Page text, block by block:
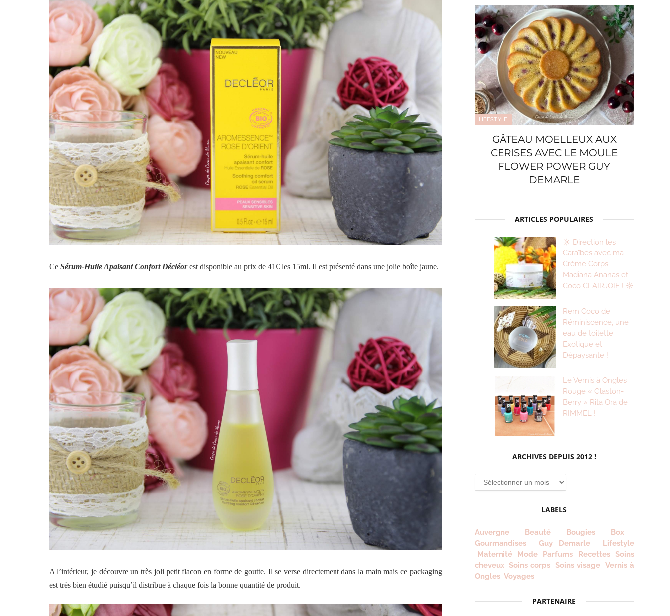
Ce Sérum-Huile Apaisant Confort Décléorest disponible au prix de 41€ les 15ml. Il est présenté dans une jolie boîte jaune.
A l’intérieur, je découvre un très joli petit flacon en forme de goutte. Il se verse directement dans la main mais ce packaging
est très bien étudié puisqu’il distribue à chaque fois la bonne quantité de produit.
LIFESTYLE
GÂTEAU MOELLEUX AUX
CERISES AVEC LE MOULE
FLOWER POWER GUY
DEMARLE
ARTICLES POPULAIRES
☼ Direction les
Caraïbes avec ma
Crème Corps
Madiana Ananas et
Coco CLAIRJOIE ! ☼
Rem Coco de
Réminiscence, une
eau de toilette
Exotique et
Dépaysante !
Le Vernis à Ongles
Rouge « Glaston-
Berry » Rita Ora de
RIMMEL !
ARCHIVES DEPUIS 2012 !
Archives
depuis
!
LABELS
Auvergne Beauté Bougies
Box
Gourmandises
Guy Demarle
Lifestyle
Maternité
Mode Parfums Recettes Soins
cheveux Soins corps Soins visage Vernis à
Ongles Voyages
PARTENAIRE